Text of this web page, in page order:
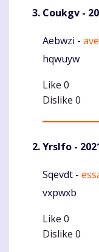
Coukgv -
Komentaras
Aebwzi -
hqwuyw
Like 0
Dislike 0
Yrslfo -
Komentaras
Sqevdt -
vxpwxb
Like 0
Dislike 0